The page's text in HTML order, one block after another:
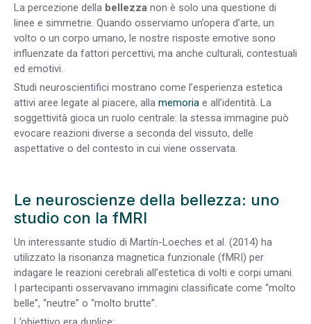
La percezione della bellezza non è solo una questione di
linee e simmetrie. Quando osserviamo un’opera d’arte, un
volto o un corpo umano, le nostre risposte emotive sono
influenzate da fattori percettivi, ma anche culturali, contestuali
ed emotivi.
Studi neuroscientifici mostrano come l’esperienza estetica
attivi aree legate al piacere, alla memoria e all’identità. La
soggettività gioca un ruolo centrale: la stessa immagine può
evocare reazioni diverse a seconda del vissuto, delle
aspettative o del contesto in cui viene osservata.
Le neuroscienze della bellezza: uno
studio con la fMRI
Un interessante studio di Martín-Loeches et al. (2014) ha
utilizzato la risonanza magnetica funzionale (fMRI) per
indagare le reazioni cerebrali all’estetica di volti e corpi umani.
I partecipanti osservavano immagini classificate come “molto
belle”, “neutre” o “molto brutte”.